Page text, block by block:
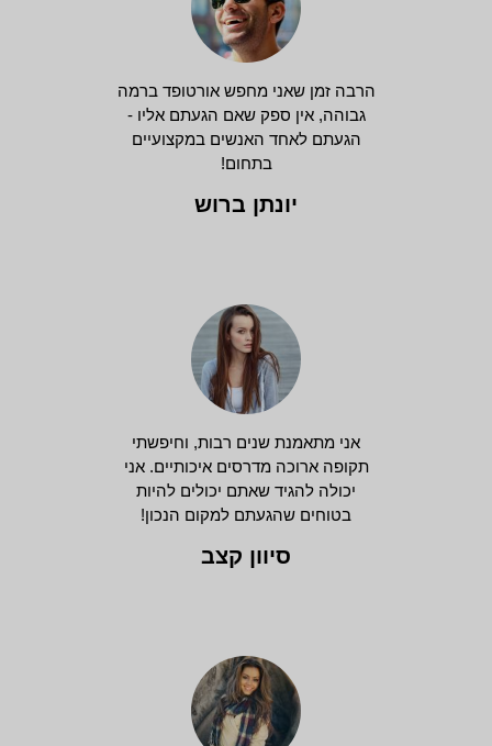
הרבה זמן שאני מחפש אורטופד ברמה
גבוהה, אין ספק שאם הגעתם אליו -
הגעתם לאחד האנשים במקצועיים
בתחום!
יונתן ברוש
אני מתאמנת שנים רבות, וחיפשתי
תקופה ארוכה מדרסים איכותיים. אני
יכולה להגיד שאתם יכולים להיות
בטוחים שהגעתם למקום הנכון!
סיוון קצב